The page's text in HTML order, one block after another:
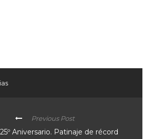
Previous Post
25º Aniversario. Patinaje de récord